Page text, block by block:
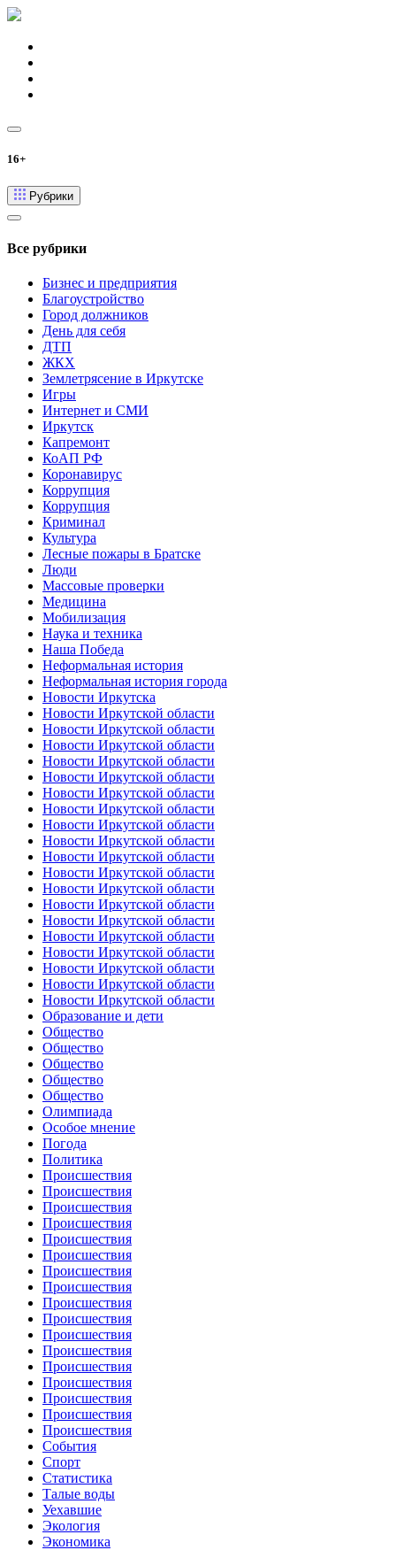
16+
Рубрики
Все рубрики
Бизнес и предприятия
Благоустройство
Город должников
День для себя
ДТП
ЖКХ
Землетрясение в Иркутске
Игры
Интернет и СМИ
Иркутск
Капремонт
КоАП РФ
Коронавирус
Коррупция
Коррупция
Криминал
Культура
Лесные пожары в Братске
Люди
Массовые проверки
Медицина
Мобилизация
Наука и техника
Наша Победа
Неформальная история
Неформальная история города
Новости Иркутска
Новости Иркутской области
Новости Иркутской области
Новости Иркутской области
Новости Иркутской области
Новости Иркутской области
Новости Иркутской области
Новости Иркутской области
Новости Иркутской области
Новости Иркутской области
Новости Иркутской области
Новости Иркутской области
Новости Иркутской области
Новости Иркутской области
Новости Иркутской области
Новости Иркутской области
Новости Иркутской области
Новости Иркутской области
Новости Иркутской области
Новости Иркутской области
Образование и дети
Общество
Общество
Общество
Общество
Общество
Олимпиада
Особое мнение
Погода
Политика
Происшествия
Происшествия
Происшествия
Происшествия
Происшествия
Происшествия
Происшествия
Происшествия
Происшествия
Происшествия
Происшествия
Происшествия
Происшествия
Происшествия
Происшествия
Происшествия
Происшествия
События
Спорт
Статистика
Талые воды
Уехавшие
Экология
Экономика